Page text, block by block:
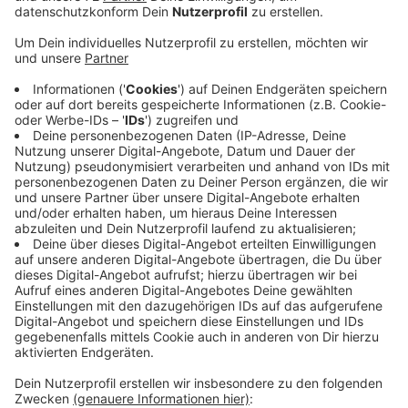
Anzeige
Mobilitäts-Forscher der Uni Wuppertal haben Ende des
vergangenen Jahres Menschen am Bahnhof befragt
und stellen jetzt die Ergebnisse ihrer Studie vor. Die
Gesamt-Situation am Bahnhof ist für die meisten
Befragten topp, sagt Thorsten Koska von der
Forscher-Gruppe. Aber es gibt auch noch
Verbesserungs-Bedarf. Die Gefahr von Diebstahl und
Vandalismus ist ein Kritikpunkt, ein weiterer die
Sauberkeit. Der Coesfelder Bahnhof ist einer von 15
Bahnhöfen deutschlandweit, an denen die
Mobilitätsforscher Umfragen zur Kombination von
Fahrrad und Zug durchgeführt haben. Die Studie soll
abbilden, wie es insgesamt damit klappt und
Verbesserungsmöglichkeiten aufzeigen.
Anzeige